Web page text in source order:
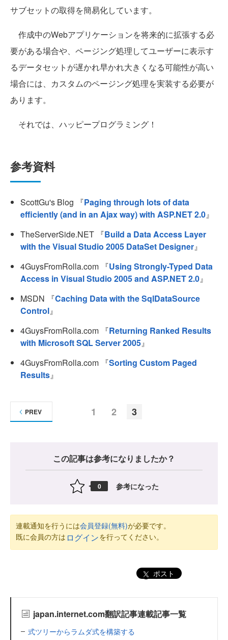
サブセットの取得を簡易化しています。
作成中のWebアプリケーションを将来的に拡張する必
要がある場合や、ページング処理してユーザーに表示す
るデータセットが遅かれ早かれ大きくなる可能性が高い
場合には、カスタムのページング処理を実装する必要が
あります。
それでは、ハッピープログラミング！
参考資料
ScottGu's Blog 『Paging through lots of data
efficiently (and in an Ajax way) with ASP.NET 2.0』
TheServerSide.NET 『Build a Data Access Layer
with the Visual Studio 2005 DataSet Designer』
4GuysFromRolla.com 『Using Strongly-Typed Data
Access in Visual Studio 2005 and ASP.NET 2.0』
MSDN 『Caching Data with the SqlDataSource
Control』
4GuysFromRolla.com 『Returning Ranked Results
with Microsoft SQL Server 2005』
4GuysFromRolla.com 『Sorting Custom Paged
Results』
1 2 3
PREV
この記事は参考になりましたか？
0 参考になった
連載通知を行うには会員登録(無料)が必要です。
既に会員の方は ログインを行ってください。
ポスト
japan.internet.com翻訳記事連載記事一覧
式ツリーからラムダ式を構築する